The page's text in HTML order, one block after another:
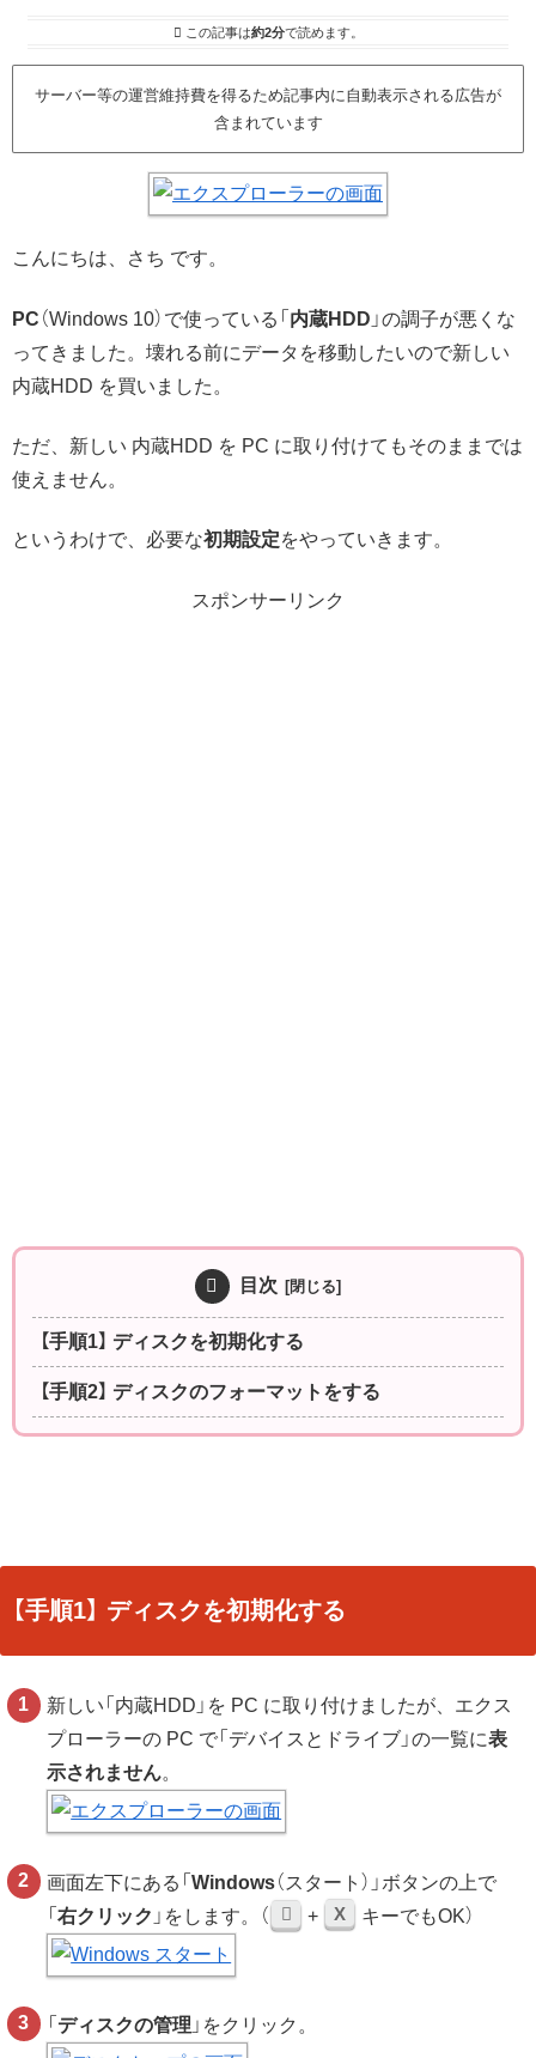
この記事は約2分で読めます。
サーバー等の運営維持費を得るため記事内に自動表示される広告が
含まれています
こんにちは、さち です。
PC （Windows 10）で使っている「 内蔵HDD 」の調子が悪くな
ってきました。壊れる前にデータを移動したいので新しい
内蔵HDD を買いました。
ただ、新しい 内蔵HDD を PC に取り付けてもそのままでは
使えません。
というわけで、必要な初期設定をやっていきます。
スポンサーリンク
目次
【手順1】 ディスクを初期化する
【手順2】 ディスクのフォーマットをする
【手順1】 ディスクを初期化する
新しい「内蔵HDD」を PC に取り付けましたが、エクス
プローラーの PC で「デバイスとドライブ」の一覧に表
示されません。
画面左下にある「Windows（スタート）」ボタンの上で
「右クリック 」をします。（ + X キーでもOK）
「 ディスクの管理 」をクリック。